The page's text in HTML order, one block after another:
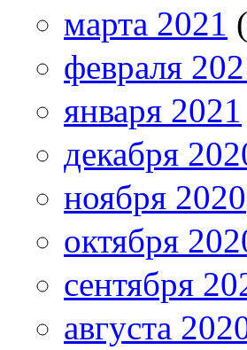
марта 2021
февраля
января 2021
декабря
ноября 2020
октября
сентября
августа